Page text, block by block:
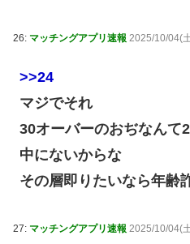
26: マッチングアプリ速報 2025/10/04(
>>24
マジでそれ
30オーバーのおぢなんて
中にないからな
その層即りたいなら年齢
27: マッチングアプリ速報 2025/10/04(